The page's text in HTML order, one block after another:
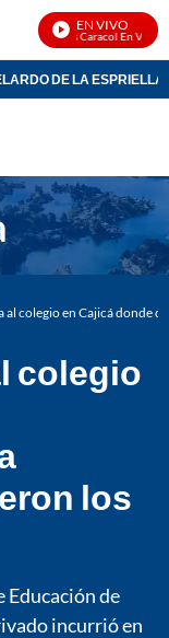
EN VIVO
Noticias Caracol En Vivo
DE LA ESPRIELLA
al colegio en Cajicá donde
colegio
los
Educación de
incurrió en